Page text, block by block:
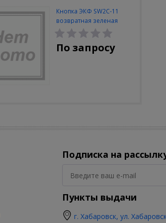
Кнопка ЭКФ SW2C-11
возвратная зеленая
По запросу
Подписка на
Пункты выдачи
г. Хабаровск, ул.